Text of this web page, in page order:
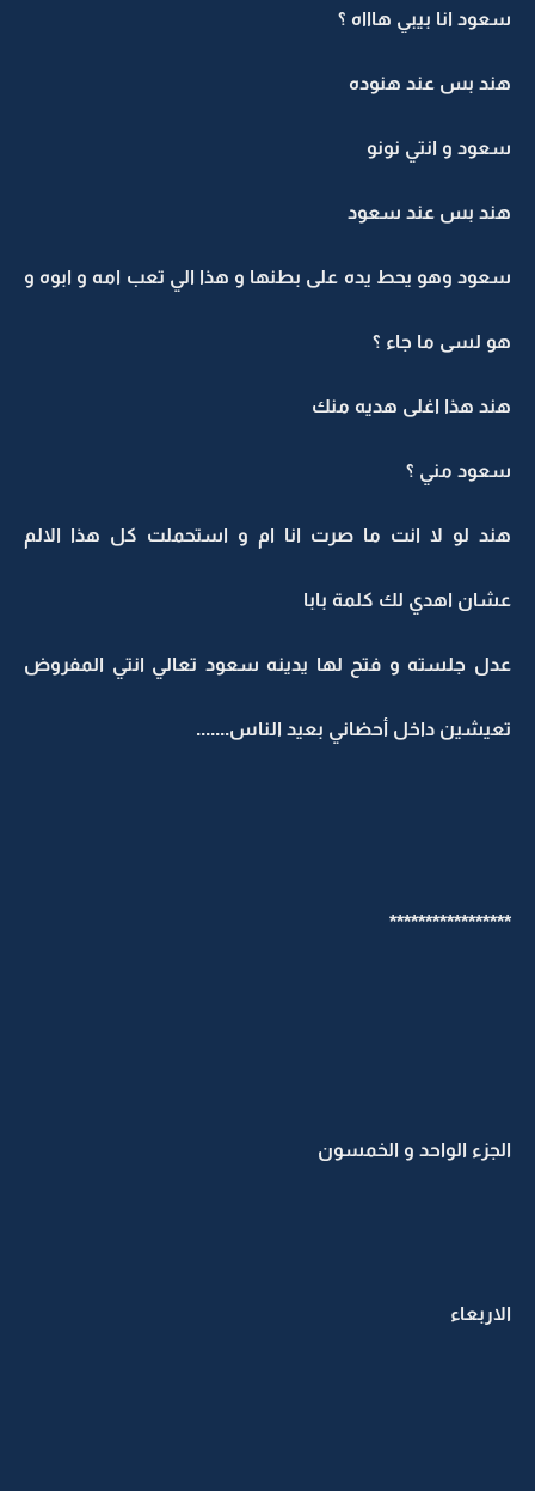
سعود انا بيبي هاااه ؟
هند بس عند هنوده
سعود و انتي نونو
هند بس عند سعود
سعود وهو يحط يده على بطنها و هذا الي تعب امه و ابوه و
هو لسى ما جاء ؟
هند هذا اغلى هديه منك
سعود مني ؟
هند لو لا انت ما صرت انا ام و استحملت كل هذا الالم
عشان اهدي لك كلمة بابا
عدل جلسته و فتح لها يدينه سعود تعالي انتي المفروض
تعيشين داخل أحضاني بعيد الناس.......
*****************
الجزء الواحد و الخمسون
الاربعاء